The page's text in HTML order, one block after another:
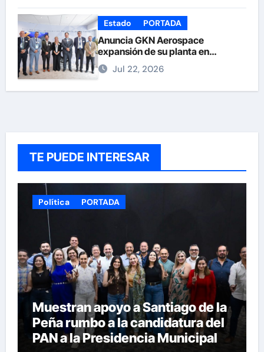
Estado PORTADA
Anuncia GKN Aerospace
expansión de su planta en
Chihuahua
Jul 22, 2026
TE PUEDE INTERESAR
Política PORTADA
Muestran apoyo a Santiago de la
Peña rumbo a la candidatura del
PAN a la Presidencia Municipal